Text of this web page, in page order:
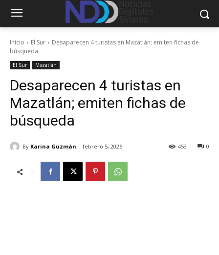
Inicio El Sur
Desaparecen 4 turistas en Mazatlán; emiten fichas de
búsqueda
El Sur Mazatlán
Desaparecen 4 turistas en
Mazatlán; emiten fichas de
búsqueda
By Karina Guzmán febrero 5, 2026 0
453